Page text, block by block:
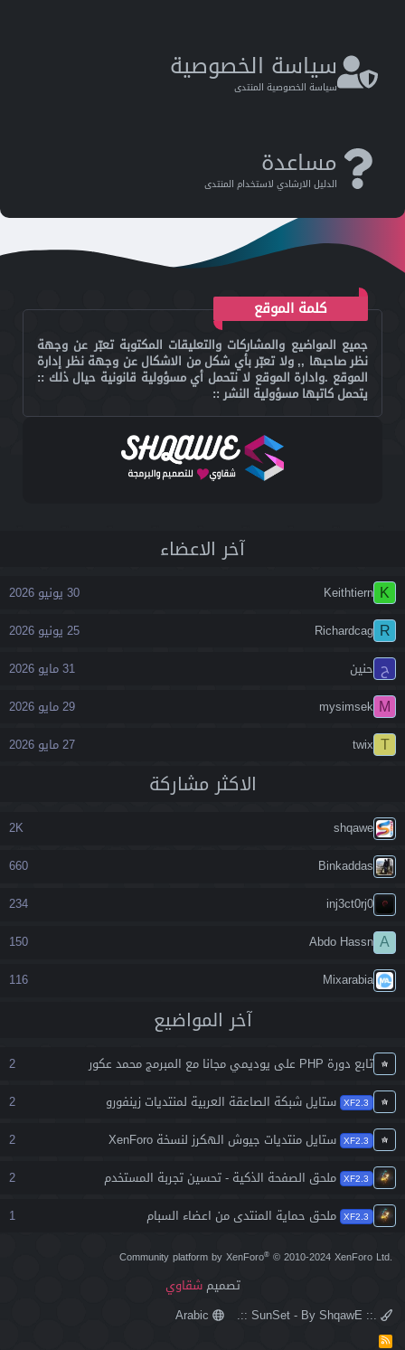
سياسة الخصوصية
سياسة الخصوصية المنتدى
مساعدة
الدليل اﻻرشادي ﻻستخدام المنتدى
كلمة الموقع
جميع المواضيع والمشاركات والتعليقات المكتوبة تعبّر عن وجهة
نظر صاحبها ,, ولا تعبّر بأي شكل من الاشكال عن وجهة نظر إدارة
الموقع .وادارة الموقع لا نتحمل أي مسؤولية قانونية حيال ذلك ::
يتحمل كاتبها مسؤولية النشر ::
آخر اﻻعضاء
K
Keithtiern 30 يونيو 2026
R
Richardcag 25 يونيو 2026
ح حنين 31 مايو 2026
M
mysimsek 29 مايو 2026
T
twix 27 مايو 2026
اﻻكثر مشاركة
shqawe
2K
Binkaddas
660
inj3ct0rj0
234
A
Abdo Hassn
150
Mixarabia
116
آخر المواضيع
تابع دورة PHP على يوديمي مجانا مع المبرمج محمد عكور 2
XF2.3 ستايل شبكة الصاعقة العربية لمنتديات زينفورو 2
XF2.3 ستايل منتديات جيوش الهكرز لنسخة XenForo 2
XF2.3 ملحق الصفحة الذكية - تحسين تجربة المستخدم 2
XF2.3 ملحق حماية المنتدى من اعضاء السبام 1
Community platform by XenForo® © 2010-2024 XenForo Ltd.
تصميمشقاوي
.:: SunSet - By ShqawE ::.
R